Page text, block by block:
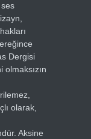
Dergisi
olmaksızın
olarak,
Aksine